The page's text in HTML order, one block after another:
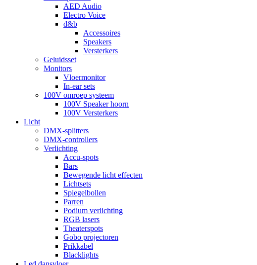
AED Audio
Electro Voice
d&b
Accessoires
Speakers
Versterkers
Geluidsset
Monitors
Vloermonitor
In-ear sets
100V omroep systeem
100V Speaker hoorn
100V Versterkers
Licht
DMX-splitters
DMX-controllers
Verlichting
Accu-spots
Bars
Bewegende licht effecten
Lichtsets
Spiegelbollen
Parren
Podium verlichting
RGB lasers
Theaterspots
Gobo projectoren
Prikkabel
Blacklights